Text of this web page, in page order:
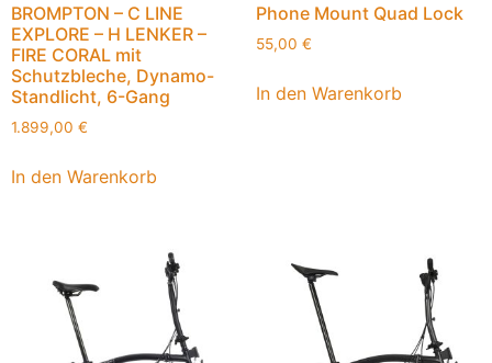
BROMPTON – C LINE
EXPLORE – H LENKER –
FIRE CORAL mit
Schutzbleche, Dynamo-
Standlicht, 6-Gang
1.899,00 €
In den Warenkorb
Phone Mount Quad Lock
55,00 €
In den Warenkorb